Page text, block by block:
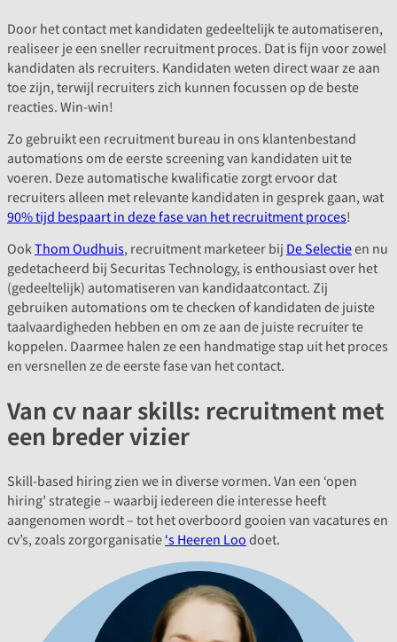
Door het contact met kandidaten gedeeltelijk te automatiseren,
realiseer je een sneller recruitment proces. Dat is fijn voor zowel
kandidaten als recruiters. Kandidaten weten direct waar ze aan
toe zijn, terwijl recruiters zich kunnen focussen op de beste
reacties. Win-win!
Zo gebruikt een recruitment bureau in ons klantenbestand
automations om de eerste screening van kandidaten uit te
voeren. Deze automatische kwalificatie zorgt ervoor dat
recruiters alleen met relevante kandidaten in gesprek gaan, wat
90% tijd bespaart in deze fase van het recruitment proces!
OokThom Oudhuis, recruitment marketeer bij De Selectieen nu
gedetacheerd bij Securitas Technology, is enthousiast over het
(gedeeltelijk) automatiseren van kandidaatcontact. Zij
gebruiken automations om te checken of kandidaten de juiste
taalvaardigheden hebben en om ze aan de juiste recruiter te
koppelen. Daarmee halen ze een handmatige stap uit het proces
en versnellen ze de eerste fase van het contact.
Van cv naar skills: recruitment met
een breder vizier
Skill-based hiring zien we in diverse vormen. Van een ‘open
hiring’ strategie – waarbij iedereen die interesse heeft
aangenomen wordt – tot het overboord gooien van vacatures en
cv’s, zoals zorgorganisatie‘s Heeren Loodoet.